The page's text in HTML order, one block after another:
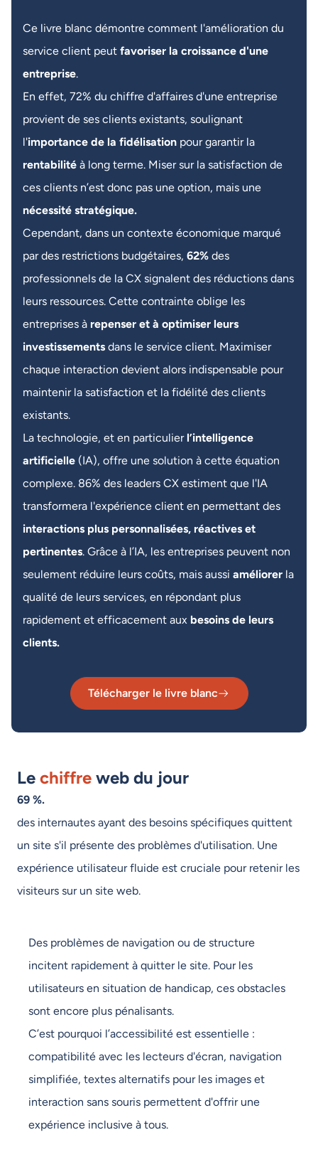
Ce livre blanc démontre comment l'amélioration du
service client peut favoriser la croissance d'une
entreprise.
En effet, 72% du chiffre d'affaires d'une entreprise
provient de ses clients existants, soulignant
l'importance de la fidélisation pour garantir la
rentabilité à long terme. Miser sur la satisfaction de
ces clients n’est donc pas une option, mais une
nécessité stratégique.
Cependant, dans un contexte économique marqué
par des restrictions budgétaires, 62% des
professionnels de la CX signalent des réductions dans
leurs ressources. Cette contrainte oblige les
entreprises à repenser et à optimiser leurs
investissements dans le service client. Maximiser
chaque interaction devient alors indispensable pour
maintenir la satisfaction et la fidélité des clients
existants.
La technologie, et en particulier l’intelligence
artificielle (IA), offre une solution à cette équation
complexe. 86% des leaders CX estiment que l'IA
transformera l'expérience client en permettant des
interactions plus personnalisées, réactives et
pertinentes. Grâce à l’IA, les entreprises peuvent non
seulement réduire leurs coûts, mais aussi améliorer la
qualité de leurs services, en répondant plus
rapidement et efficacement aux besoins de leurs
clients.
Télécharger le livre blanc
Le chiffre web du jour
69 %.
des internautes ayant des besoins spécifiques quittent
un site s'il présente des problèmes d'utilisation. Une
expérience utilisateur fluide est cruciale pour retenir les
visiteurs sur un site web.
Des problèmes de navigation ou de structure
incitent rapidement à quitter le site. Pour les
utilisateurs en situation de handicap, ces obstacles
sont encore plus pénalisants.
C’est pourquoi l’accessibilité est essentielle :
compatibilité avec les lecteurs d'écran, navigation
simplifiée, textes alternatifs pour les images et
interaction sans souris permettent d'offrir une
expérience inclusive à tous.